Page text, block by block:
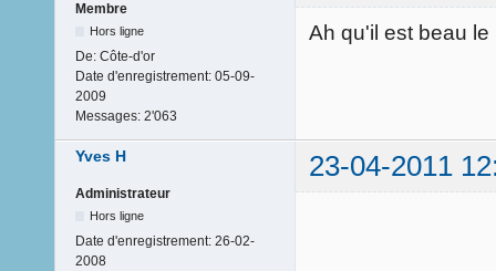
Membre
Hors ligne
De: Côte-d'or
Date d'enregistrement: 05-09-
2009
Messages: 2'063
Ah qu'il est beau
Yves H 23-04-2011
Administrateur
Hors ligne
Date d'enregistrement: 26-02-
2008